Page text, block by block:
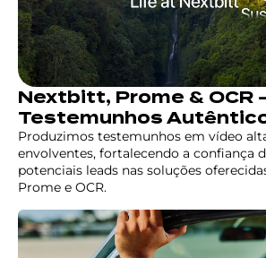
Nextbitt, Prome & OCR
Testemunhos
Produzimos testemunhos em vídeo
envolventes, fortalecendo a confiança
potenciais leads nas soluções
Prome e OCR.